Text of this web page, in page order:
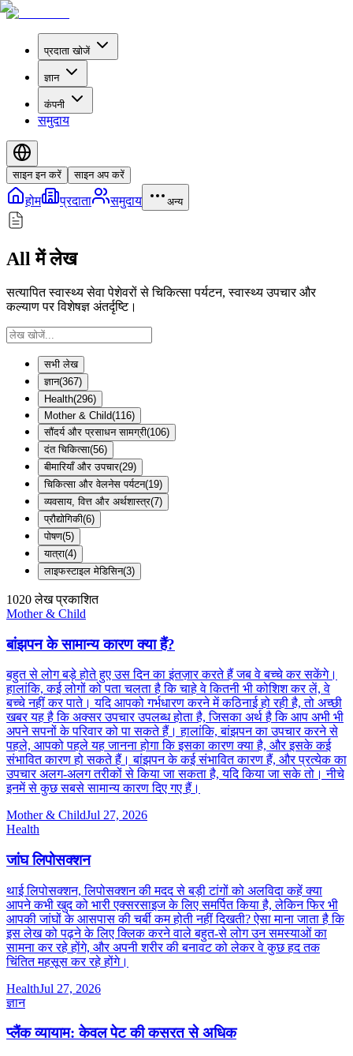
प्रदाता खोजें
ज्ञान
कंपनी
समुदाय
साइन इन करें साइन अप करें
होम प्रदाता समुदाय अन्य
All में लेख
सत्यापित स्वास्थ्य सेवा पेशेवरों से चिकित्सा पर्यटन, स्वास्थ्य उपचार और
कल्याण पर विशेषज्ञ अंतर्दृष्टि।
सभी लेख
ज्ञान(367)
Health(296)
Mother & Child(116)
सौंदर्य और प्रसाधन सामग्री(106)
दंत चिकित्सा(56)
बीमारियाँ और उपचार(29)
चिकित्सा और वेलनेस पर्यटन(19)
व्यवसाय, वित्त और अर्थशास्त्र(7)
प्रौद्योगिकी(6)
पोषण(5)
यात्रा(4)
लाइफस्टाइल मेडिसिन(3)
1020 लेख प्रकाशित
Mother & Child
बांझपन के सामान्य कारण क्या हैं?
बहुत से लोग बड़े होते हुए उस दिन का इंतज़ार करते हैं जब वे बच्चे कर सकेंगे।
हालांकि, कई लोगों को पता चलता है कि चाहे वे कितनी भी कोशिश कर लें, वे
बच्चे नहीं कर पाते। यदि आपको गर्भधारण करने में कठिनाई हो रही है, तो अच्छी
खबर यह है कि अक्सर उपचार उपलब्ध होता है, जिसका अर्थ है कि आप अभी भी
अपने सपनों के परिवार को पा सकते हैं। हालांकि, बांझपन का उपचार करने से
पहले, आपको पहले यह जानना होगा कि इसका कारण क्या है, और इसके कई
संभावित कारण हो सकते हैं। बांझपन के कई संभावित कारण हैं, और प्रत्येक का
उपचार अलग-अलग तरीकों से किया जा सकता है, यदि किया जा सके तो। नीचे
इनमें से कुछ सबसे सामान्य कारण दिए गए हैं।
Mother & ChildJul 27, 2026
Health
जांघ लिपोसक्शन
थाई लिपोसक्शन, लिपोसक्शन की मदद से बड़ी टांगों को अलविदा कहें क्या
आपने कभी खुद को भारी एक्सरसाइज के लिए समर्पित किया है, लेकिन फिर भी
आपकी जांघों के आसपास की चर्बी कम होती नहीं दिखती? ऐसा माना जाता है कि
इस लेख को पढ़ने के लिए क्लिक करने वाले बहुत-से लोग उन समस्याओं का
सामना कर रहे होंगे, और अपनी शरीर की बनावट को लेकर वे कुछ हद तक
चिंतित महसूस कर रहे होंगे।
HealthJul 27, 2026
ज्ञान
प्लैंक व्यायाम: केवल पेट की कसरत से अधिक